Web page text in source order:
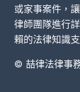
或家事案件，
律師團隊進行
賴的法律知識支
© 喆律法律事